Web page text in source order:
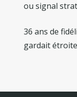
ou signal
36 ans de
gardait